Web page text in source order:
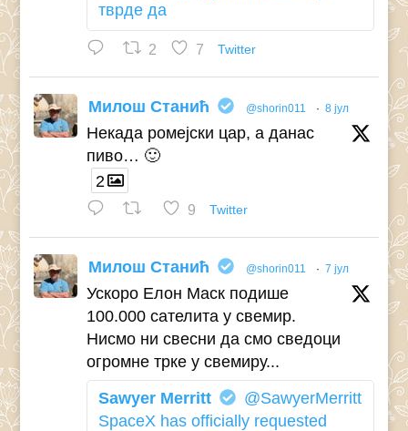
тврде да
2 7 Twitter
Милош Станић @shorin011 · 8 јул
Некада ромејски цар, а данас
пиво… 🙂
2
9 Twitter
Милош Станић @shorin011 · 7 јул
Ускоро Елон Маск подише
100.000 сателита у свемир.
Нисмо ни свесни да смо сведоци
огромне трке у свемиру...
Sawyer Merritt
@SawyerMerritt
SpaceX has officially requested